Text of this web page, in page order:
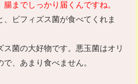
までしっかり届くんですね。
、ビフィズス菌が食べてくれま
ス菌の大好物です。悪玉菌はオリ
、あまり食べません。